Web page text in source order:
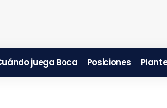
juega Boca Posiciones